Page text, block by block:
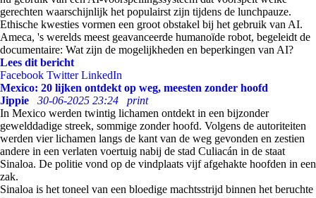
gerechten waarschijnlijk het populairst zijn tijdens de lunchpauze.
Ethische kwesties vormen een groot obstakel bij het gebruik van AI.
Ameca, 's werelds meest geavanceerde humanoïde robot, begeleidt de
documentaire: Wat zijn de mogelijkheden en beperkingen van AI?
Lees dit bericht
Facebook Twitter LinkedIn
Mexico: 20 lijken ontdekt op weg, meesten zonder hoofd
Jippie
30-06-2025 23:24
print
In Mexico werden twintig lichamen ontdekt in een bijzonder
gewelddadige streek, sommige zonder hoofd. Volgens de autoriteiten
werden vier lichamen langs de kant van de weg gevonden en zestien
andere in een verlaten voertuig nabij de stad Culiacán in de staat
Sinaloa. De politie vond op de vindplaats vijf afgehakte hoofden in een
zak.
Sinaloa is het toneel van een bloedige machtsstrijd binnen het beruchte